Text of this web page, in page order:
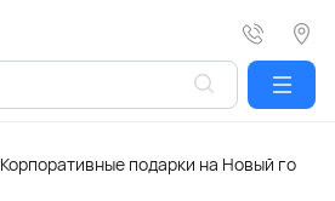
Корпоративные подарки на Новый год